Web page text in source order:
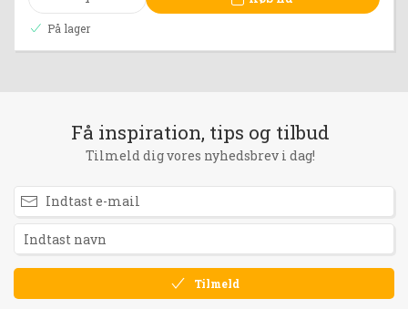
På lager
Få inspiration, tips og tilbud
Tilmeld dig vores nyhedsbrev i dag!
Tilmeld